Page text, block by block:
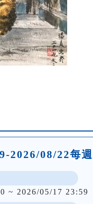
2026/08/22每
~ 2026/05/17 23:59